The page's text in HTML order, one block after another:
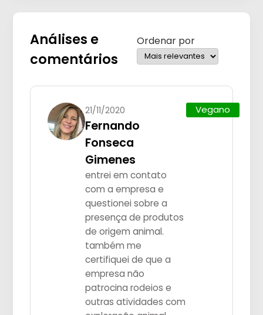
Análises e
comentários
Ordenar por
21/11/2020
Fernando
Fonseca
Gimenes
entrei em contato
com a empresa e
questionei sobre a
presença de produtos
de origem animal.
também me
certifiquei de que a
empresa não
patrocina rodeios e
outras atividades com
Vegano